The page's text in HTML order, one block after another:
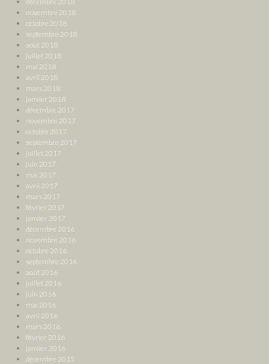
novembre 2018
octobre 2018
septembre 2018
août 2018
juillet 2018
mai 2018
avril 2018
mars 2018
janvier 2018
décembre 2017
novembre 2017
octobre 2017
septembre 2017
juillet 2017
juin 2017
mai 2017
avril 2017
mars 2017
février 2017
janvier 2017
décembre 2016
novembre 2016
octobre 2016
septembre 2016
août 2016
juillet 2016
juin 2016
mai 2016
avril 2016
mars 2016
février 2016
janvier 2016
décembre 2015